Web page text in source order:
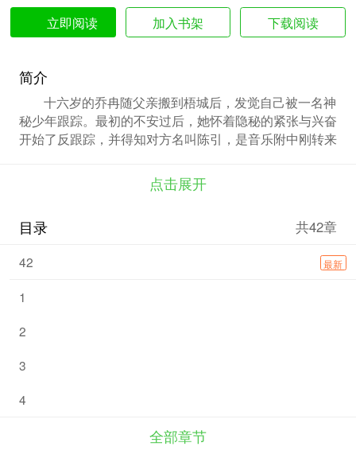
立即阅读 加入书架 下载阅读
简介
十六岁的乔冉随父亲搬到梧城后，发觉自己被一名神
秘少年跟踪。最初的不安过后，她怀着隐秘的紧张与兴奋
开始了反跟踪，并得知对方名叫陈引，是音乐附中刚转来
独子，身负压力苦练琴技，想要在即将举办的“熠烁杯”上
一举夺冠，却因陈引的从天而降陷入危机。陈引为何出
随着乔冉的探寻，一段二十年前的往事徐徐隐现。 三叠
之谜。青春是一场漫长的演化，幸存的孩子才能长大成
点击展开
目录 共42章
42 最新
1
2
3
4
全部章节